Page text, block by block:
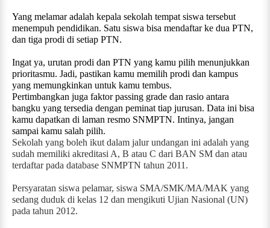
Yang melamar adalah kepala sekolah tempat siswa tersebut
menempuh pendidikan. Satu siswa bisa mendaftar ke dua PTN,
dan tiga prodi di setiap PTN.
Ingat ya, urutan prodi dan PTN yang kamu pilih menunjukkan
prioritasmu. Jadi, pastikan kamu memilih prodi dan kampus
yang memungkinkan untuk kamu tembus.
Pertimbangkan juga faktor passing grade dan rasio antara
bangku yang tersedia dengan peminat tiap jurusan. Data ini bisa
kamu dapatkan di laman resmo SNMPTN. Intinya, jangan
sampai kamu salah pilih.
Sekolah yang boleh ikut dalam jalur undangan ini adalah yang
sudah memiliki akreditasi A, B atau C dari BAN SM dan atau
terdaftar pada database SNMPTN tahun 2011.
Persyaratan siswa pelamar, siswa SMA/SMK/MA/MAK yang
sedang duduk di kelas 12 dan mengikuti Ujian Nasional (UN)
pada tahun 2012.